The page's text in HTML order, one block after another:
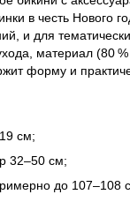
в честь Нового
и для
материал (80
форму и
см;
32–50 см;
до 107–108